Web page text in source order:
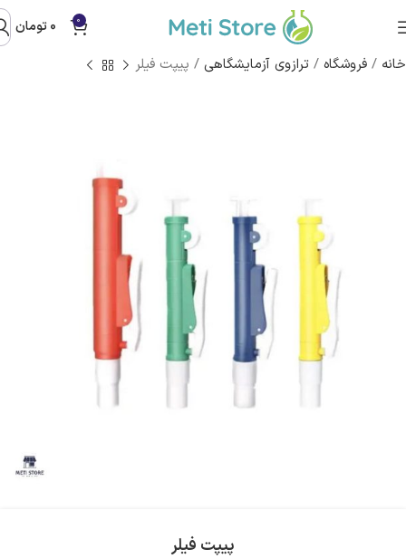
0
0تومان
خانه / فروشگاه / ترازوی آزمایشگاهی / پیپت فیلر
پیپت فیلر